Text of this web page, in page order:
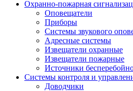
Охранно-пожарная
Оповещатели
Приборы
Системы звукового
Адресные системы
Извещатели охранные
Извещатели пожарные
Источники
Системы контроля и
Доводчики